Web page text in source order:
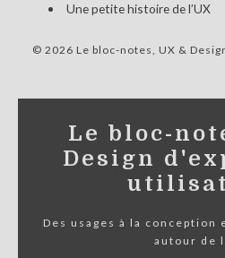
Une petite histoire de l’UX
© 2026 Le bloc-notes, UX &
Le bloc-
Design
Des usages à la
autour de